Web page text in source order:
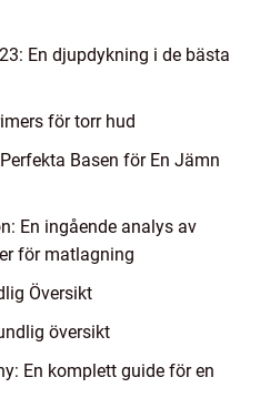
En djupdykning i de bästa
för torr hud
Basen för En Jämn
En ingående analys av
för matlagning
Översikt
översikt
En komplett guide för en